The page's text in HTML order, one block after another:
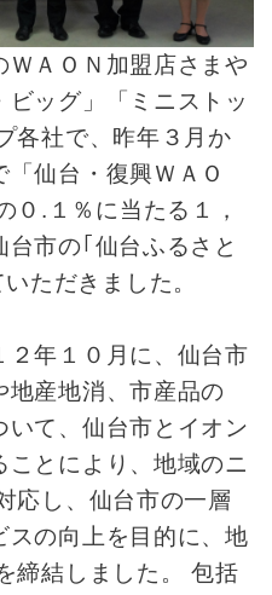
ＷＡＯＮ加盟店さまや
ッグ」「ミニストッ
各社で、昨年３月か
仙台・復興ＷＡＯ
０.１％に当たる１，
台市の｢仙台ふるさと
ただきました。
２年１０月に、仙台市
地産地消、市産品の
いて、仙台市とイオン
とにより、地域のニ
応し、仙台市の一層
スの向上を目的に、地
締結しました。 包括